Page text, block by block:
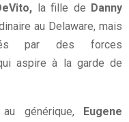
la fille de Danny
au Delaware, mais
par des forces
aspire à la garde de
générique, Eugene